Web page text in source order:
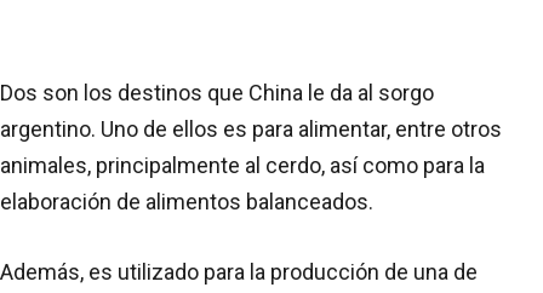
Dos son los destinos que China le da al sorgo
argentino. Uno de ellos es para alimentar, entre otros
animales, principalmente al cerdo, así como para la
elaboración de alimentos balanceados.
Además, es utilizado para la producción de una de